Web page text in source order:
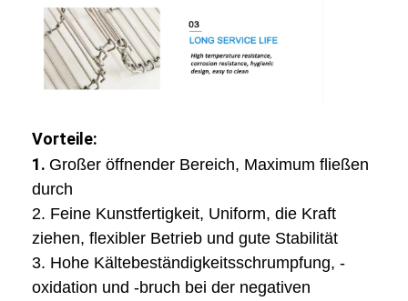
Vorteile:
1. Großer öffnender Bereich, Maximum fließen
durch
2. Feine Kunstfertigkeit, Uniform, die Kraft
ziehen, flexibler Betrieb und gute Stabilität
3. Hohe Kältebeständigkeitsschrumpfung, -
oxidation und -bruch bei der negativen